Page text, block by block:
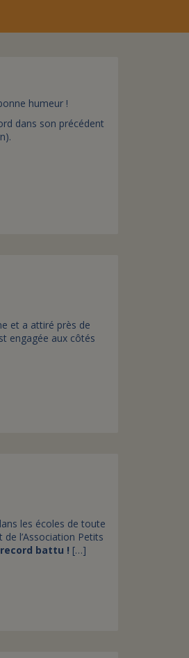
humeur !
dans son précédent
et a attiré près de
engagée aux côtés
les écoles de toute
l’Association Petits
battu ! […]